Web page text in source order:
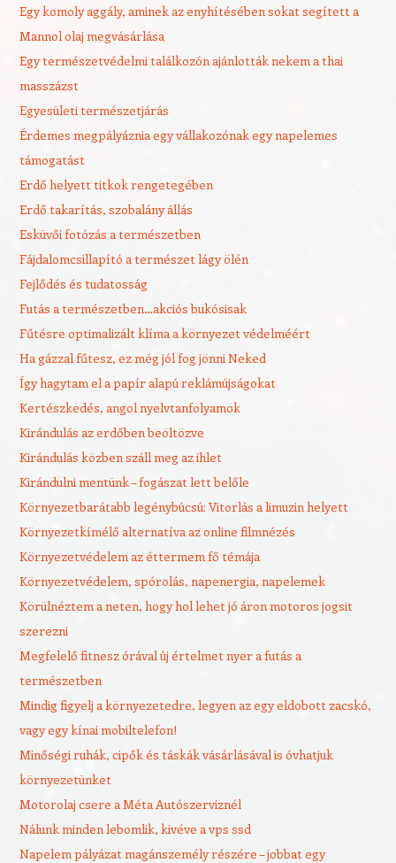
Egy komoly aggály, aminek az enyhítésében sokat segített a
Mannol olaj megvásárlása
Egy természetvédelmi találkozón ajánlották nekem a thai
masszázst
Egyesületi természetjárás
Érdemes megpályáznia egy vállakozónak egy napelemes
támogatást
Erdő helyett titkok rengetegében
Erdő takarítás, szobalány állás
Esküvői fotózás a természetben
Fájdalomcsillapító a természet lágy ölén
Fejlődés és tudatosság
Futás a természetben…akciós bukósisak
Fűtésre optimalizált klíma a környezet védelméért
Ha gázzal fűtesz, ez még jól fog jönni Neked
Így hagytam el a papír alapú reklámújságokat
Kertészkedés, angol nyelvtanfolyamok
Kirándulás az erdőben beöltözve
Kirándulás közben száll meg az ihlet
Kirándulni mentünk – fogászat lett belőle
Környezetbarátabb legénybúcsú: Vitorlás a limuzin helyett
Környezetkímélő alternatíva az online filmnézés
Környezetvédelem az éttermem fő témája
Környezetvédelem, spórolás, napenergia, napelemek
Körülnéztem a neten, hogy hol lehet jó áron motoros jogsit
szerezni
Megfelelő fitnesz órával új értelmet nyer a futás a
természetben
Mindig figyelj a környezetedre, legyen az egy eldobott zacskó,
vagy egy kínai mobiltelefon!
Minőségi ruhák, cipők és táskák vásárlásával is óvhatjuk
környezetünket
Motorolaj csere a Méta Autószerviznél
Nálunk minden lebomlik, kivéve a vps ssd
Napelem pályázat magánszemély részére – jobbat egy